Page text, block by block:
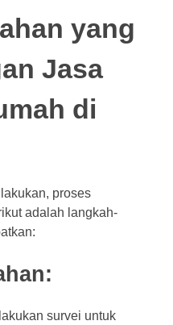
yang
Jasa
di
proses
adalah langkah-
survei untuk